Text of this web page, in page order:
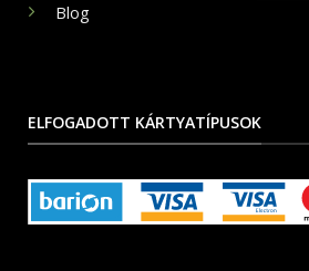
Blog
ELFOGADOTT KÁRTYATÍPUSOK